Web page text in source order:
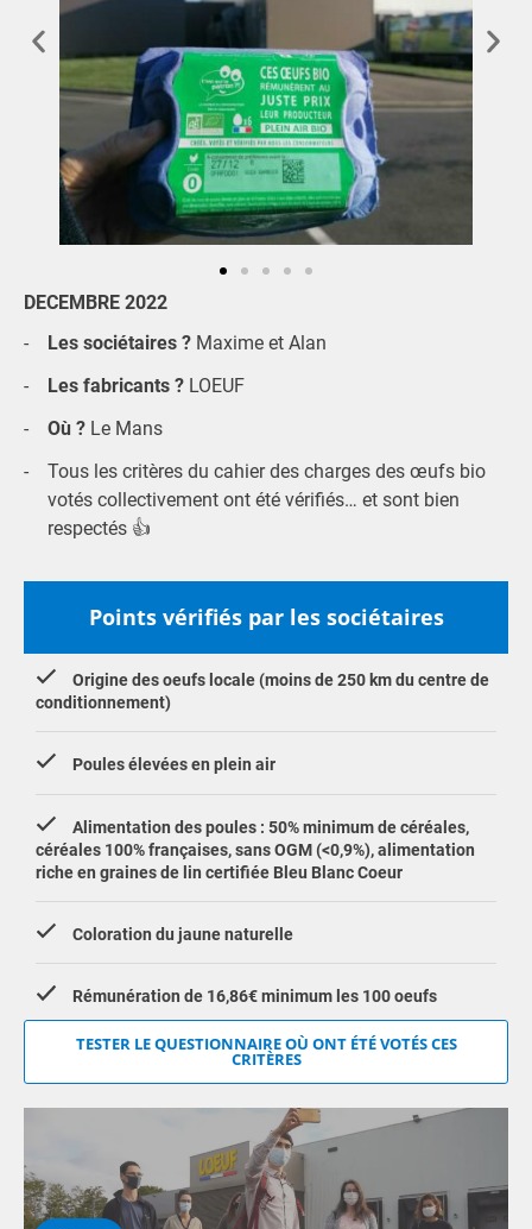
DECEMBRE 2022
Les sociétaires ? Maxime et Alan
Les fabricants ? LOEUF
Où ? Le Mans
Tous les critères du cahier des charges des œufs bio
votés collectivement ont été vérifiés… et sont bien
respectés 👍
Points vérifiés par les sociétaires
Origine des oeufs locale (moins de 250 km du centre de
conditionnement)
Poules élevées en plein air
Alimentation des poules : 50% minimum de céréales,
céréales 100% françaises, sans OGM (<0,9%), alimentation
riche en graines de lin certifiée Bleu Blanc Coeur
Coloration du jaune naturelle
Rémunération de 16,86€ minimum les 100 oeufs
TESTER LE QUESTIONNAIRE OÙ ONT ÉTÉ VOTÉS CES
CRITÈRES